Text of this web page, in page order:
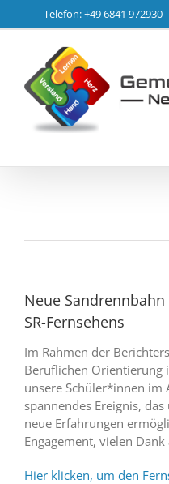
Inhalt
Telefon: +49 6841 972930
Neue
SR-Fernsehens
Im Rahmen der
Beruflichen Orientierung
unsere Schüler*innen im
spannendes Ereignis,
neue Erfahrungen
Engagement, vielen Dank
Hier klicken, um den